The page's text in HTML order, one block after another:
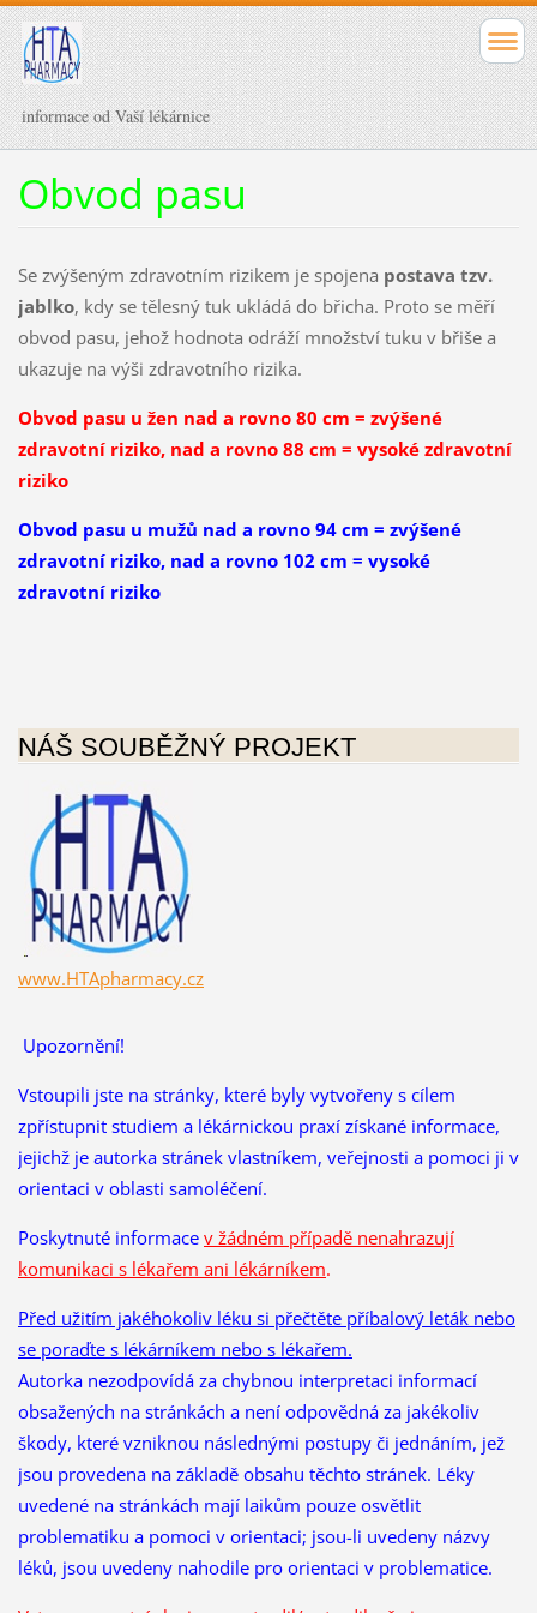
informace od Vaší lékárnice
Obvod pasu
Se zvýšeným zdravotním rizikem je spojena postava tzv.
jablko, kdy se tělesný tuk ukládá do břicha. Proto se měří
obvod pasu, jehož hodnota odráží množství tuku v břiše a
ukazuje na výši zdravotního rizika.
Obvod pasu u žen nad a rovno 80 cm = zvýšené
zdravotní riziko, nad a rovno 88 cm = vysoké zdravotní
riziko
Obvod pasu u mužů nad a rovno 94 cm = zvýšené
zdravotní riziko, nad a rovno 102 cm = vysoké
zdravotní riziko
NÁŠ SOUBĚŽNÝ PROJEKT
www.HTApharmacy.cz
Upozornění!
Vstoupili jste na stránky, které byly vytvořeny s cílem
zpřístupnit studiem a lékárnickou praxí získané informace,
jejichž je autorka stránek vlastníkem, veřejnosti a pomoci ji v
orientaci v oblasti samoléčení.
Poskytnuté informace v žádném případě nenahrazují
komunikaci s lékařem ani lékárníkem.
Před užitím jakéhokoliv léku si přečtěte příbalový leták nebo
se poraďte s lékárníkem nebo s lékařem.
Autorka nezodpovídá za chybnou interpretaci informací
obsažených na stránkách a není odpovědná za jakékoliv
škody, které vzniknou následnými postupy či jednáním, jež
jsou provedena na základě obsahu těchto stránek. Léky
uvedené na stránkách mají laikům pouze osvětlit
problematiku a pomoci v orientaci; jsou-li uvedeny názvy
léků, jsou uvedeny nahodile pro orientaci v problematice.